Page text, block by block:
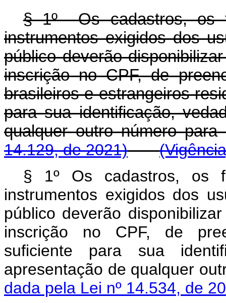
§ 1º Os cadastros, os
instrumentos exigidos dos
público deverão
inscrição no CPF, de
brasileiros e estrangeiros
para sua identificação,
qualquer outro número
14.129, de 2021)
§ 1º Os cadastros, os
instrumentos exigidos dos
público deverão
inscrição no CPF, de
suficiente para sua
apresentação de qualquer
dada pela Lei nº 14.534, de